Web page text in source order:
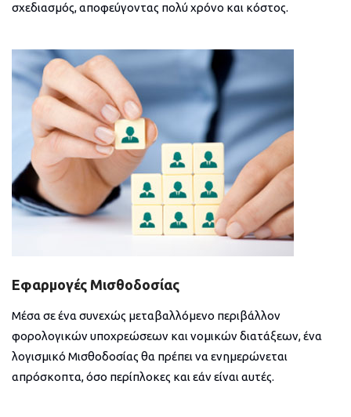
σχεδιασμός, αποφεύγοντας πολύ χρόνο και κόστος.
Εφαρμογές Μισθοδοσίας
Μέσα σε ένα συνεχώς μεταβαλλόμενο περιβάλλον
φορολογικών υποχρεώσεων και νομικών διατάξεων, ένα
λογισμικό Μισθοδοσίας θα πρέπει να ενημερώνεται
απρόσκοπτα, όσο περίπλοκες και εάν είναι αυτές.